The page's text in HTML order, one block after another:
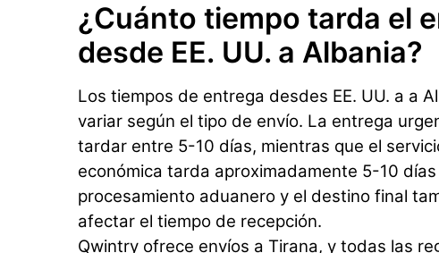
¿Cuánto tiempo tarda el
desde EE. UU. a Albania?
Los tiempos de entrega desdes EE. UU. a a
variar según el tipo de envío. La entrega
tardar entre 5-10 días, mientras que el
económica tarda aproximadamente 5-10 días
procesamiento aduanero y el destino final
afectar el tiempo de recepción.
Qwintry ofrece envíos a Tirana, y todas las